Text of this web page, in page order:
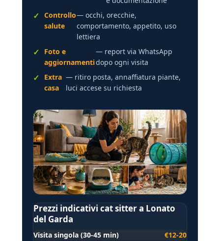
Controllo
salute
— occhi, orecchie,
comportamento, appetito, uso
lettiera
Foto e
aggiornamenti
— report via WhatsApp
dopo ogni visita
Extra
casa
— ritiro posta, annaffiatura piante,
luci accese su richiesta
Prezzi indicativi cat sitter a Lonato
del Garda
Visita singola (30-45 min) €12-20